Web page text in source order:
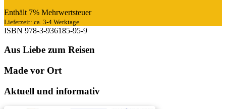
Enthält 7% Mehrwertsteuer
Lieferzeit: ca. 3-4 Werktage
ISBN 978-3-936185-95-9
Aus Liebe zum Reisen
Made vor Ort
Aktuell und informativ